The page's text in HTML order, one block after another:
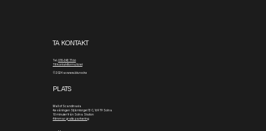
TA KONTAKT
Tel.
070-343 77 66
Till kontaktformuläret
© 2024 av www.blx.rocks
PLATS
Mall of Scandinavia
4:e våningen
Stjärntorget 13 C, 169 79 Solna
10 minuter från Solna Station
4 timmar gratis parkering